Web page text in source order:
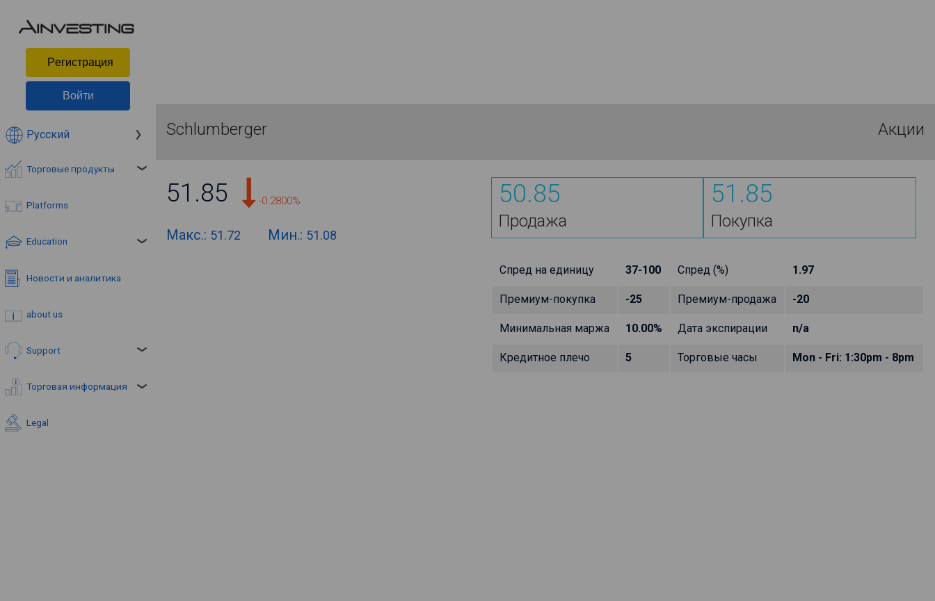
Pегистрация
Войти
Русский
Торговые продукты
Platforms
Education
Новости и аналитика
about us
Support
Торговая информация
Legal
Schlumberger Акции
51.85 -0.2800%
Макс.: 51.72 Мин.: 51.08
50.85
Продажа
51.85
Покупка
Спред на единицу 37-100 Спред (%) 1.97
Премиум-покупка -25 Премиум-продажа -20
Минимальная маржа 10.00% Дата экспирации n/a
Кредитное плечо 5 Торговые часы Mon - Fri: 1:30pm - 8pm